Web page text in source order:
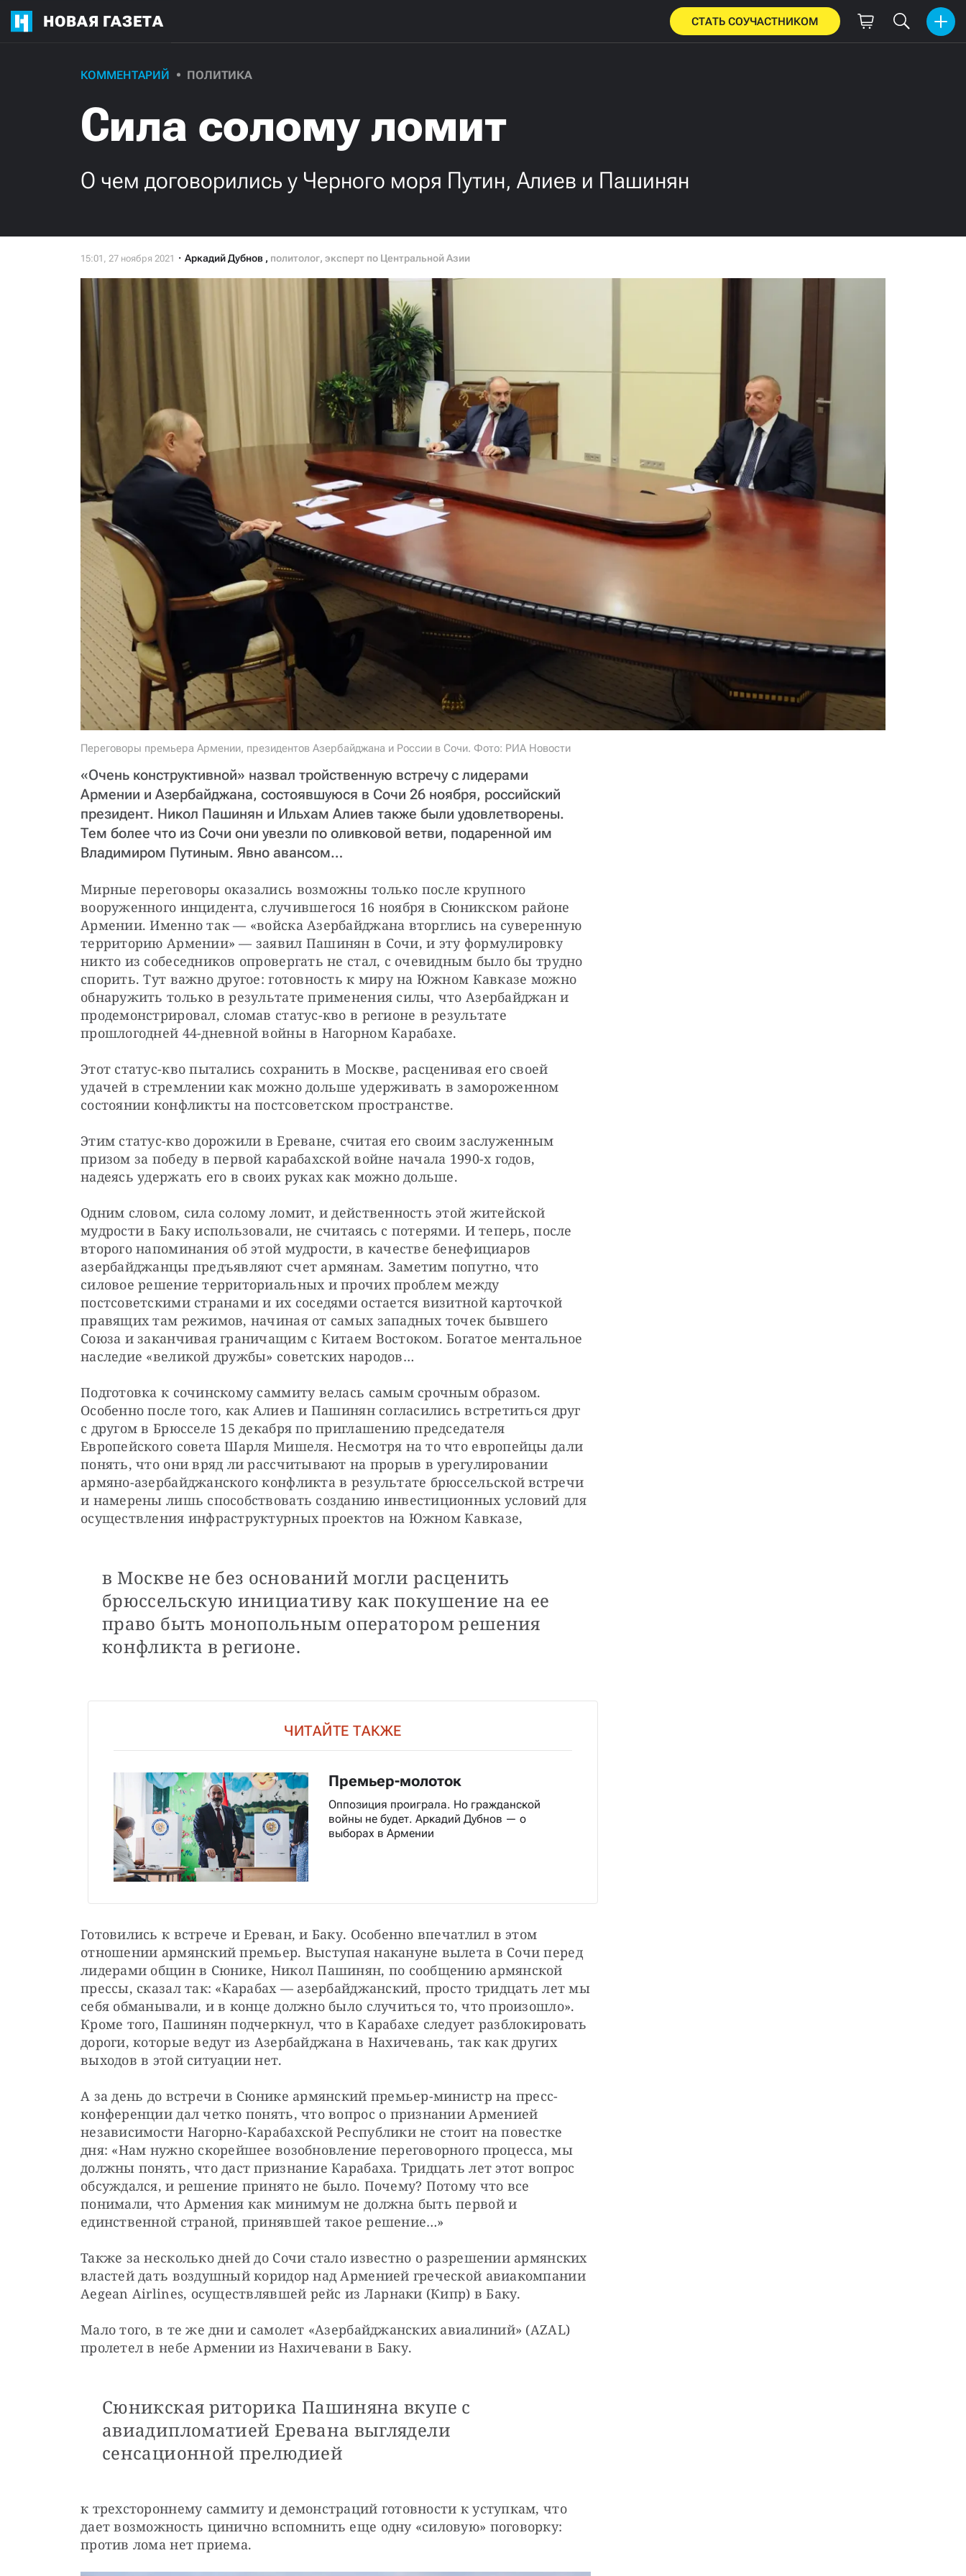
НОВАЯ ГАЗЕТА СТАТЬ СОУЧАСТНИКОМ
КОММЕНТАРИЙ ПОЛИТИКА
Сила солому ломит
О чем договорились у Черного моря Путин, Алиев и Пашинян
Аркадий Дубнов , политолог, эксперт по Центральной Азии
Переговоры премьера Армении, президентов Азербайджана и России в Сочи. Фото: РИА Новости
«Очень конструктивной» назвал тройственную встречу с лидерами
Армении и Азербайджана, состоявшуюся в Сочи 26 ноября, российский
президент. Никол Пашинян и Ильхам Алиев также были удовлетворены.
Тем более что из Сочи они увезли по оливковой ветви, подаренной им
Владимиром Путиным. Явно авансом…
Мирные переговоры оказались возможны только после крупного
вооруженного инцидента, случившегося 16 ноября в Сюникском районе
Армении. Именно так — «войска Азербайджана вторглись на суверенную
территорию Армении» — заявил Пашинян в Сочи, и эту формулировку
никто из собеседников опровергать не стал, с очевидным было бы трудно
спорить. Тут важно другое: готовность к миру на Южном Кавказе можно
обнаружить только в результате применения силы, что Азербайджан и
продемонстрировал, сломав статус-кво в регионе в результате
прошлогодней 44-дневной войны в Нагорном Карабахе.
Этот статус-кво пытались сохранить в Москве, расценивая его своей
удачей в стремлении как можно дольше удерживать в замороженном
состоянии конфликты на постсоветском пространстве.
Этим статус-кво дорожили в Ереване, считая его своим заслуженным
призом за победу в первой карабахской войне начала 1990-х годов,
надеясь удержать его в своих руках как можно дольше.
Одним словом, сила солому ломит, и действенность этой житейской
мудрости в Баку использовали, не считаясь с потерями. И теперь, после
второго напоминания об этой мудрости, в качестве бенефициаров
азербайджанцы предъявляют счет армянам. Заметим попутно, что
силовое решение территориальных и прочих проблем между
постсоветскими странами и их соседями остается визитной карточкой
правящих там режимов, начиная от самых западных точек бывшего
Союза и заканчивая граничащим с Китаем Востоком. Богатое ментальное
наследие «великой дружбы» советских народов…
Подготовка к сочинскому саммиту велась самым срочным образом.
Особенно после того, как Алиев и Пашинян согласились встретиться друг
с другом в Брюсселе 15 декабря по приглашению председателя
Европейского совета Шарля Мишеля. Несмотря на то что европейцы дали
понять, что они вряд ли рассчитывают на прорыв в урегулировании
армяно-азербайджанского конфликта в результате брюссельской встречи
и намерены лишь способствовать созданию инвестиционных условий для
осуществления инфраструктурных проектов на Южном Кавказе,
в Москве не без оснований могли расценить
брюссельскую инициативу как покушение на ее
право быть монопольным оператором решения
конфликта в регионе.
ЧИТАЙТЕ ТАКЖЕ
Премьер-молоток
Оппозиция проиграла. Но гражданской
войны не будет. Аркадий Дубнов — о
выборах в Армении
Готовились к встрече и Ереван, и Баку. Особенно впечатлил в этом
отношении армянский премьер. Выступая накануне вылета в Сочи перед
лидерами общин в Сюнике, Никол Пашинян, по сообщению армянской
прессы, сказал так: «Карабах — азербайджанский, просто тридцать лет мы
себя обманывали, и в конце должно было случиться то, что произошло».
Кроме того, Пашинян подчеркнул, что в Карабахе следует разблокировать
дороги, которые ведут из Азербайджана в Нахичевань, так как других
выходов в этой ситуации нет.
А за день до встречи в Сюнике армянский премьер-министр на пресс-
конференции дал четко понять, что вопрос о признании Арменией
независимости Нагорно-Карабахской Республики не стоит на повестке
дня: «Нам нужно скорейшее возобновление переговорного процесса, мы
должны понять, что даст признание Карабаха. Тридцать лет этот вопрос
обсуждался, и решение принято не было. Почему? Потому что все
понимали, что Армения как минимум не должна быть первой и
единственной страной, принявшей такое решение…»
Также за несколько дней до Сочи стало известно о разрешении армянских
властей дать воздушный коридор над Арменией греческой авиакомпании
Aegean Airlines, осуществлявшей рейс из Ларнаки (Кипр) в Баку.
Мало того, в те же дни и самолет «Азербайджанских авиалиний» (AZAL)
пролетел в небе Армении из Нахичевани в Баку.
Сюникская риторика Пашиняна вкупе с
авиадипломатией Еревана выглядели
сенсационной прелюдией
к трехстороннему саммиту и демонстраций готовности к уступкам, что
дает возможность цинично вспомнить еще одну «силовую» поговорку:
против лома нет приема.